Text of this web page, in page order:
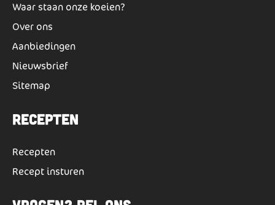
Waar staan onze koeien?
Over ons
Aanbiedingen
Nieuwsbrief
Sitemap
Recepten
Recepten
Recept insturen